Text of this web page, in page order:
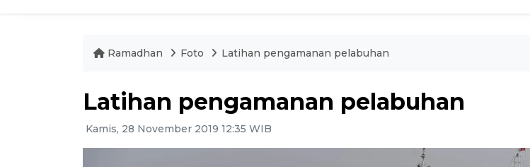
Ramadhan Foto Latihan pengamanan pelabuhan
Latihan pengamanan pelabuhan
Kamis, 28 November 2019 12:35 WIB